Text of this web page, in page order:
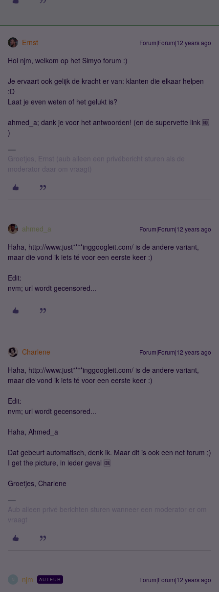
Ernst Forum|Forum|12 years ago
Hoi njm, welkom op het Simyo forum :)
Je ervaart ook gelijk de kracht er van: klanten die elkaar helpen
:D
Laat je even weten of het gelukt is?
ahmed_a; dank je voor het antwoorden! (en de supervette link 🆒
)
Groetjes, Ernst (aub alleen een privébericht sturen als de
moderator daar om vraagt)
ahmed_a Forum|Forum|12 years ago
Haha, http://www.just****inggoogleit.com/ is de andere variant,
maar die vond ik iets té voor een eerste keer :)
Edit:
nvm; url wordt gecensored...
Charlene Forum|Forum|12 years ago
Haha, http://www.just****inggoogleit.com/ is de andere variant,
maar die vond ik iets té voor een eerste keer :)
Edit:
nvm; url wordt gecensored...
Haha, Ahmed_a
Dat gebeurt automatisch, denk ik. Maar dit is ook een net forum ;)
I get the picture, in ieder geval 🆒
Groetjes, Charlene
Aub alleen privé berichten sturen wanneer een moderator er om
vraagt
njm AUTEUR Forum|Forum|12 years ago